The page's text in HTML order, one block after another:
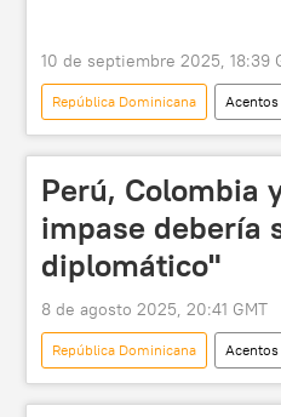
10 de septiembre 2025, 18:39
República Dominicana Acentos
seguridad
Perú, Colombia
impase debería
diplomático"
8 de agosto 2025, 20:41 GMT
República Dominicana Acentos
Perú
Colombia